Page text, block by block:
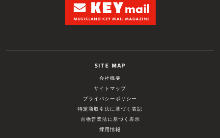
SITE MAP
会社概要
サイトマップ
プライバシーポリシー
特定商取引法に基づく表記
古物営業法に基づく表示
採用情報